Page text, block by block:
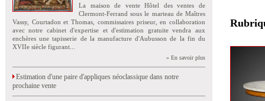
La maison de vente Hôtel des ventes de
Clermont-Ferrand sous le marteau de Maîtres
Vassy, Courtadon et Thomas, commissaires priseur, en collaboration
avec notre cabinet d'expertise et d'estimation gratuite vendra aux
enchères une tapisserie de la manufacture d'Aubusson de la fin du
XVIIe siècle figurant...
» En savoir plus
Estimation d'une paire d'appliques néoclassique dans notre
prochaine vente